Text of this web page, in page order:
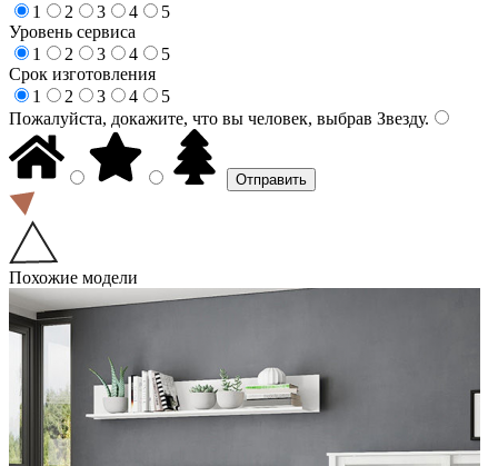
1
2 3 4
5
Уровень сервиса
1
2 3 4
5
Срок изготовления
1
2 3 4
5
Пожалуйста, докажите, что вы человек, выбрав Звезду.
Похожие модели